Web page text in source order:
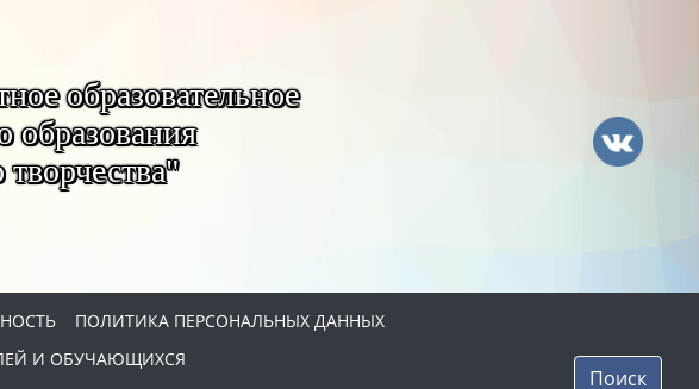
образовательное
образования
ПОЛИТИКА ПЕРСОНАЛЬНЫХ ДАННЫХ
И ОБУЧАЮЩИХСЯ
Поиск